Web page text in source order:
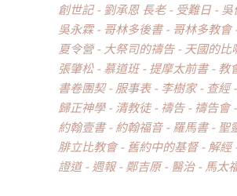
創世記
劉承恩 長老 受難日
吳
吳永霖
哥林多後書 哥林多教會
夏令營
大祭司的禱告
天國的比
張肇松
慕道班 提摩太前書
教
書卷團契
服事表 李樹家 查經
歸正神學
清教徒 禱告
禱告會
約翰壹書
約翰福音 羅馬書
聖
腓立比教會
舊約中的基督 解經
證道
週報 鄭吉原 醫治 馬太